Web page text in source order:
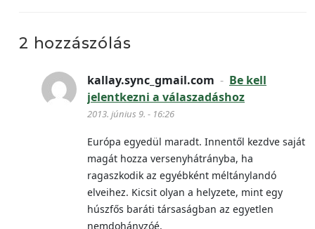
2 hozzászólás
kallay.sync_gmail.com - Be kell
jelentkezni a válaszadáshoz
2013. június 9. - 16:26
Európa egyedül maradt. Innentől kezdve saját
magát hozza versenyhátrányba, ha
ragaszkodik az egyébként méltánylandó
elveihez. Kicsit olyan a helyzete, mint egy
húszfős baráti társaságban az egyetlen
nemdohányzóé.